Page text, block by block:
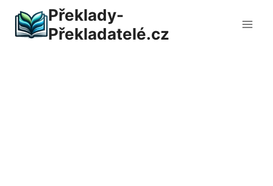
obsah
Překlady-
Překladatelé.cz